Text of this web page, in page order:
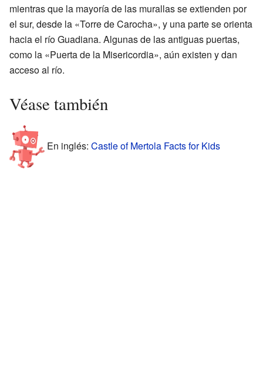
mientras que la mayoría de las murallas se extienden por
el sur, desde la «Torre de Carocha», y una parte se orienta
hacia el río Guadiana. Algunas de las antiguas puertas,
como la «Puerta de la Misericordia», aún existen y dan
acceso al río.
Véase también
En inglés: Castle of Mertola Facts for Kids